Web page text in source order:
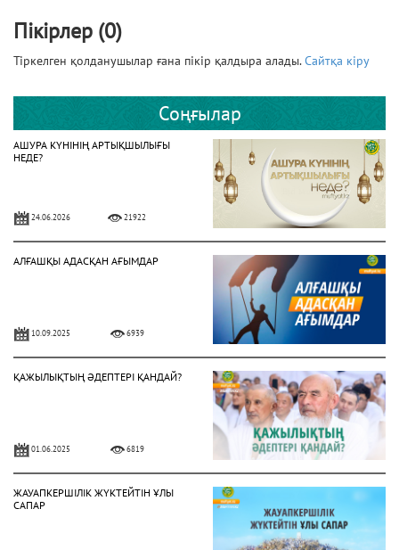
Пікірлер (0)
Тіркелген қолданушылар ғана пікір қалдыра алады.Сайтқа кіру
Соңғылар
АШУРА КҮНІНІҢ АРТЫҚШЫЛЫҒЫ
НЕДЕ?
24.06.2026 21922
АЛҒАШҚЫ АДАСҚАН АҒЫМДАР
10.09.2025 6939
ҚАЖЫЛЫҚТЫҢ ӘДЕПТЕРІ ҚАНДАЙ?
01.06.2025 6819
ЖАУАПКЕРШІЛІК ЖҮКТЕЙТІН ҰЛЫ
САПАР